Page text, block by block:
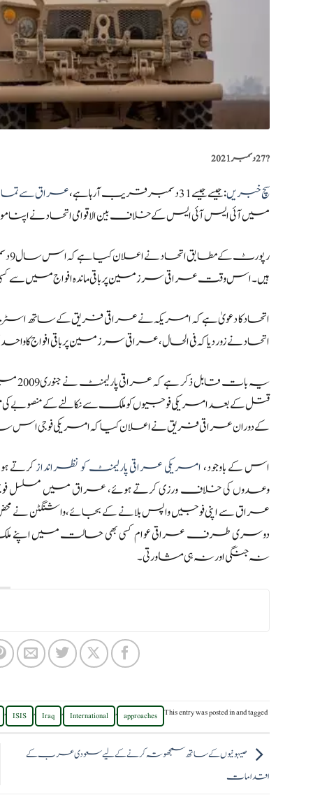
?️27 دسمبر 2021
سچ خبریں: جیسے جیسے 31 دسمبر قریب آ رہا ہے، عراق سے تمام
میں آئی ایس آئی ایس کے خلاف بین الاقوامی اتحاد نے اپنا
ہیں۔ اس وقت عراقی سرزمین پر باقی ماندہ افواج میں
اتحاد کا دعویٰ ہے کہ امریکہ نے عراقی فریق کے ساتھ
اتحاد نے زور دیا کہ فی الحال، عراقی سرزمین پر باقی افواج
یہ
قتل کے بعد امریکی فوجیوں کو ملک سے نکالنے کے منصوبے کی
کے دوران عراقی فریق نے اعلان کیا کہ امریکی فوجی اس سال کے آخر (31 دسمبر) تک
اس کے باوجود،امریکی عراقی پارلیمنٹ کو نظراندازکرتے
وعدوں کی خلاف ورزی کرتے ہوئے، عراق میں مسلسل فوجی
عراق سے اپنی فوجیں واپس بلانے کے بجائے، واشنگٹن نے
دوسری طرف عراقی عوام کسی بھی حالت میں اپنے ملک
نہ جنگی اور نہ ہی مشاورتی۔
This entry was posted inand tagged
approaches
,
International
,
Iraq
,
ISIS
,
صیہونیوں کے ساتھ سمجھوتہ کرنے کے لیے سعودی عرب کے
اقدامات